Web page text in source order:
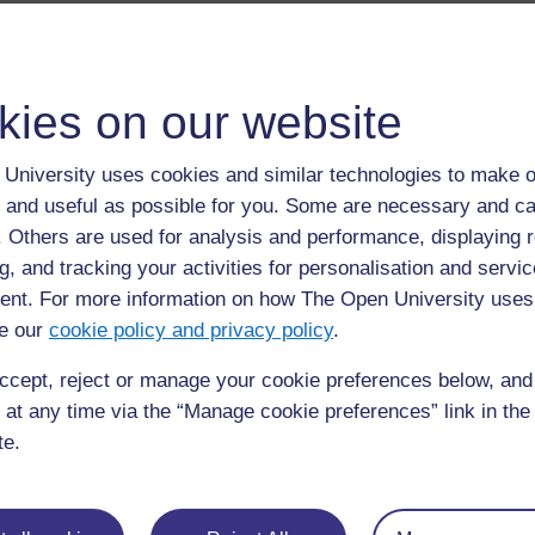
on our website
University uses cookies and similar technologies to make
useful as possible for you. Some are necessary and
Others are used for analysis and performance, displaying
and tracking your activities for personalisation and
For more information on how The Open University
our cookie policy and privacy policy.
reject or manage your cookie preferences below,
any time via the “Manage cookie preferences” link in
Préparez la façon dont vous allez vous
Préparez la manière dont vous allez expliquer
Décidez de la manière dont vous allez
différentes étapes.
Maintenant, passez à la réalisation de
réussi. Si vous deviez recommencer, qu'est-
Précédent
Précédent